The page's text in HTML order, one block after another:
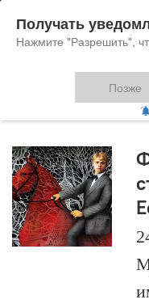
Евгений
Получать
Нажмите "Разрешить",
Позже